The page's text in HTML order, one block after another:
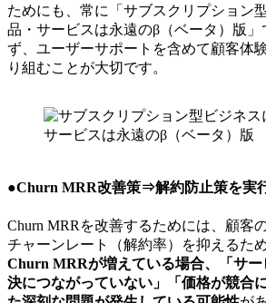
ためにも、常に「サブスクリプション
品・サービスは永遠のβ（ベータ）版
ず、ユーザーサポートを含めて顧客体
り組むことが大切です。
●Churn MRR改善策⇒解約防止策を実
Churn MRRを改善するためには、顧客
チャーンレート（解約率）を抑えるた
Churn MRRが増えている場合、「サ
決につながっていない」「価格が競合